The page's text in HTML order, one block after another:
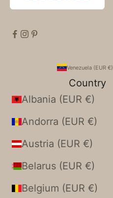
Venezuela (EUR €)
Country
Albania (EUR €)
Andorra (EUR €)
Austria (EUR €)
Belarus (EUR €)
Belgium (EUR €)